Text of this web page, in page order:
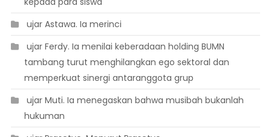
 ujar Astawa. Ia merinci
 ujar Ferdy. Ia menilai keberadaan holding BUMN
tambang turut menghilangkan ego sektoral dan
memperkuat sinergi antaranggota grup
 ujar Muti. Ia menegaskan bahwa musibah bukanlah
hukuman